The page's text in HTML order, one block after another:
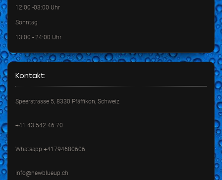
12:00 -03:00 Uhr
Sonntag
13:00 - 24:00 Uhr
Kontakt:
Speerstrasse 5, 8330 Pfäffikon, Schweiz
+41 43 542 46 70
Whatsapp +41794680606
info@newblueup.ch